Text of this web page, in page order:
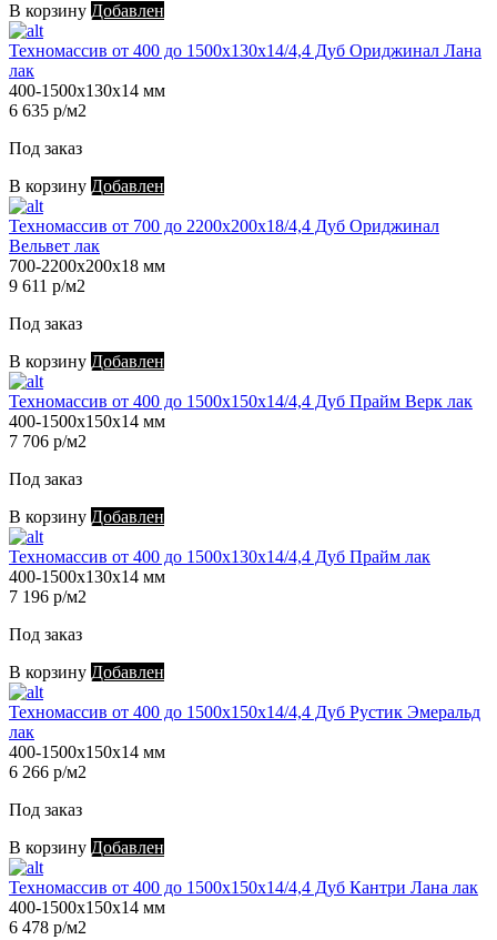
В корзину Добавлен
Техномассив от 400 до 1500х130х14/4,4 Дуб Ориджинал Лана
лак
400-1500х130х14 мм
6 635 р/м2
Под заказ
В корзину Добавлен
Техномассив от 700 до 2200х200х18/4,4 Дуб Ориджинал
Вельвет лак
700-2200х200х18 мм
9 611 р/м2
Под заказ
В корзину Добавлен
Техномассив от 400 до 1500х150х14/4,4 Дуб Прайм Верк лак
400-1500х150х14 мм
7 706 р/м2
Под заказ
В корзину Добавлен
Техномассив от 400 до 1500х130х14/4,4 Дуб Прайм лак
400-1500х130х14 мм
7 196 р/м2
Под заказ
В корзину Добавлен
Техномассив от 400 до 1500х150х14/4,4 Дуб Рустик Эмеральд
лак
400-1500х150х14 мм
6 266 р/м2
Под заказ
В корзину Добавлен
Техномассив от 400 до 1500х150х14/4,4 Дуб Кантри Лана лак
400-1500х150х14 мм
6 478 р/м2